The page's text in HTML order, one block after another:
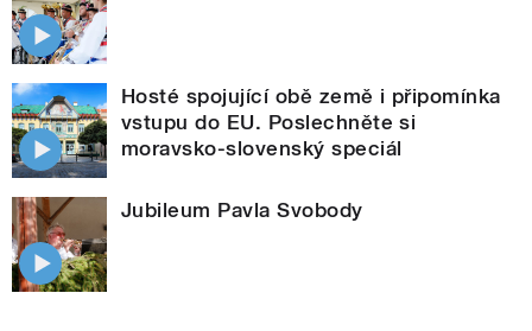
Hosté spojující obě země i připomínka
vstupu do EU. Poslechněte si
moravsko-slovenský speciál
Jubileum Pavla Svobody